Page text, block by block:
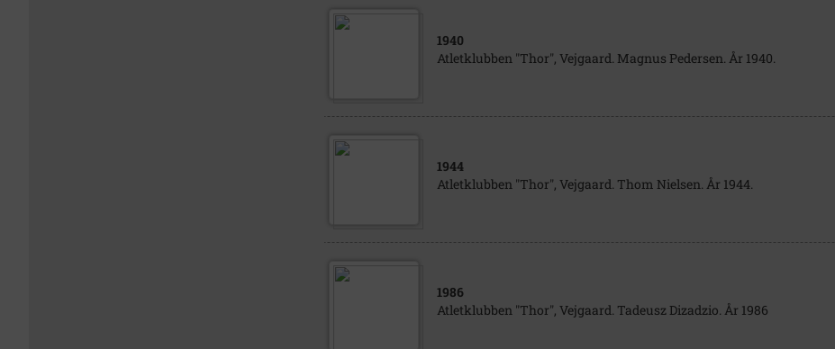
1940
Atletklubben "Thor", Vejgaard. Magnus Pedersen. År 1940.
1944
Atletklubben "Thor", Vejgaard. Thom Nielsen. År 1944.
1986
Atletklubben "Thor", Vejgaard. Tadeusz Dizadzio. År 1986